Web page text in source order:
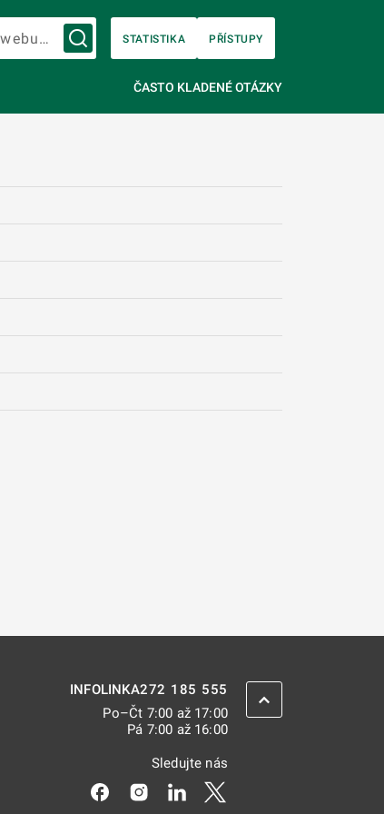
Vyhledávání na webu…
STATISTIKA PŘÍSTUPY
ČASTO KLADENÉ OTÁZKY
INFOLINKA272 185 555
Po–Čt 7:00 až 17:00
Pá 7:00 až 16:00
Sledujte nás
Odkaz se otevře na nové kartě
Odkaz se otevře na nové kartě
Odkaz se otevře na nové
ZPĚT NAHORU